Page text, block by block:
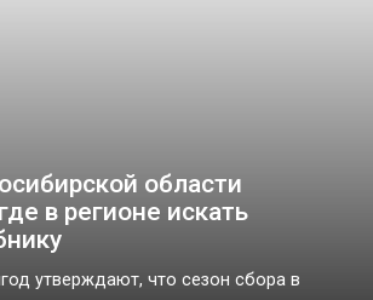
области
в регионе искать
утверждают, что сезон сбора в